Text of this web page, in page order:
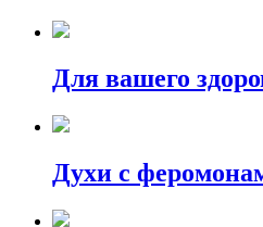
Для вашего
Духи с